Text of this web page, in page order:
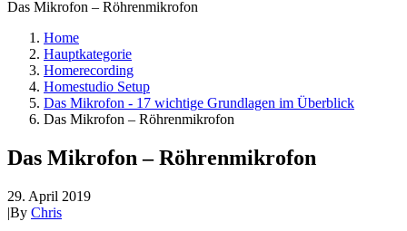
Das Mikrofon – Röhrenmikrofon
Home
Hauptkategorie
Homerecording
Homestudio Setup
Das Mikrofon - 17 wichtige Grundlagen im Überblick
Das Mikrofon – Röhrenmikrofon
Das Mikrofon – Röhrenmikrofon
29. April 2019
|By Chris